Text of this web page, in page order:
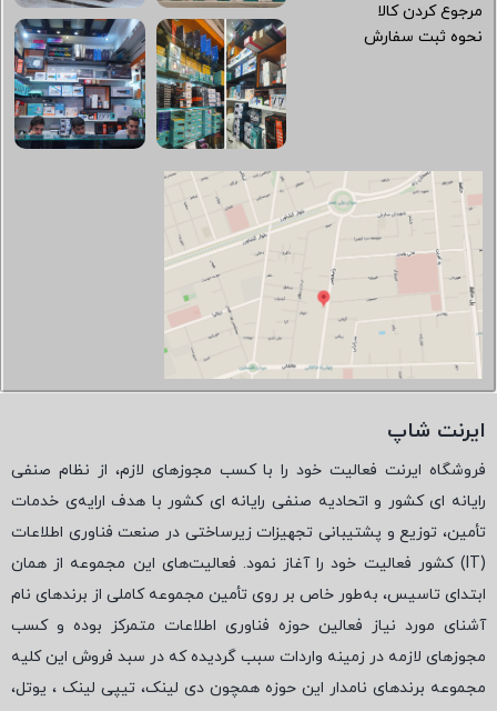
مرجوع کردن کالا
نحوه ثبت سفارش
ایرنت شاپ
فروشگاه ایرنت فعالیت خود را با کسب مجوزهای لازم، از نظام صنفی
رایانه ای کشور و اتحادیه صنفی رایانه ای کشور با هدف ارایه‌ی خدمات
تأمین، توزیع و پشتیبانی تجهیزات زیرساختی در صنعت فناوری اطلاعات
(
IT) کشور فعالیت خود را آغاز نمود. فعالیت‌های این مجموعه از همان
ابتدای تاسیس، به‌طور خاص بر روی تأمین مجموعه کاملی از برندهای نام
آشنای مورد نیاز فعالین حوزه فناوری اطلاعات متمرکز بوده و کسب
مجوزهای لازمه در زمینه واردات سبب گردیده که در سبد فروش این کلیه
مجموعه برندهای نامدار این حوزه همچون دی لینک، تیپی لینک ، یوتل،